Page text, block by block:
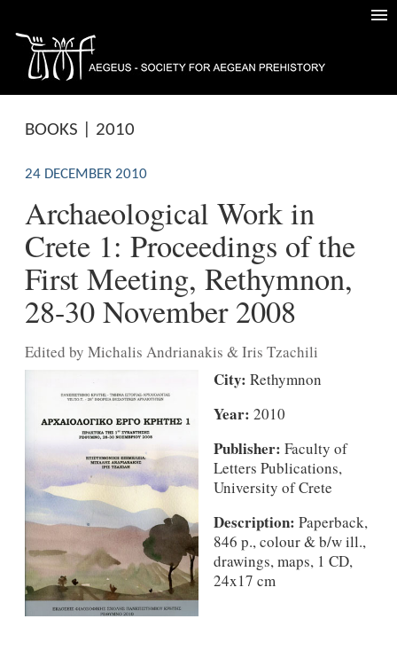
BOOKS | 2010
24 DECEMBER 2010
Archaeological Work in
Crete 1: Proceedings of the
First Meeting, Rethymnon,
28-30 November 2008
Edited by Michalis Andrianakis & Iris Tzachili
City: Rethymnon
Year: 2010
Publisher: Faculty of
Letters Publications,
University of Crete
Description: Paperback,
846 p., colour & b/w ill.,
drawings, maps, 1 CD,
24x17 cm